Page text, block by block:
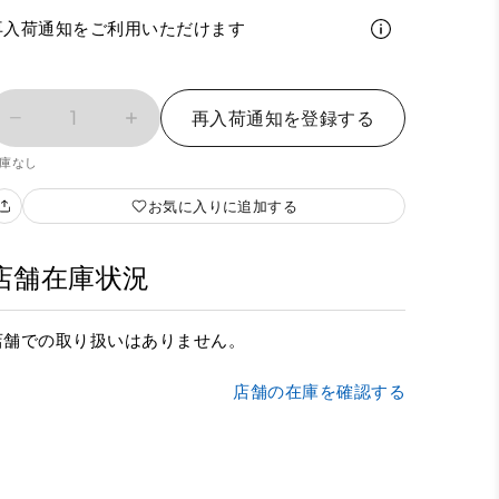
入荷通知をご利用いただけます
1 再入荷通知を登録する
なし
お気に入りに追加する
舗在庫状況
での取り扱いはありません。
店舗の在庫を確認する